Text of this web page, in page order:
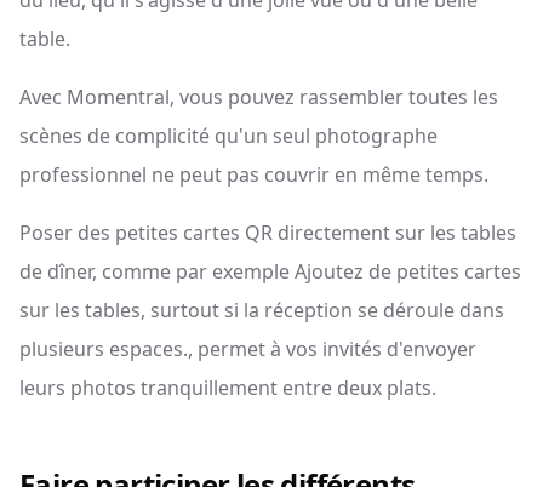
table.
Avec Momentral, vous pouvez rassembler toutes les
scènes de complicité qu'un seul photographe
professionnel ne peut pas couvrir en même temps.
Poser des petites cartes QR directement sur les tables
de dîner, comme par exemple Ajoutez de petites cartes
sur les tables, surtout si la réception se déroule dans
plusieurs espaces., permet à vos invités d'envoyer
leurs photos tranquillement entre deux plats.